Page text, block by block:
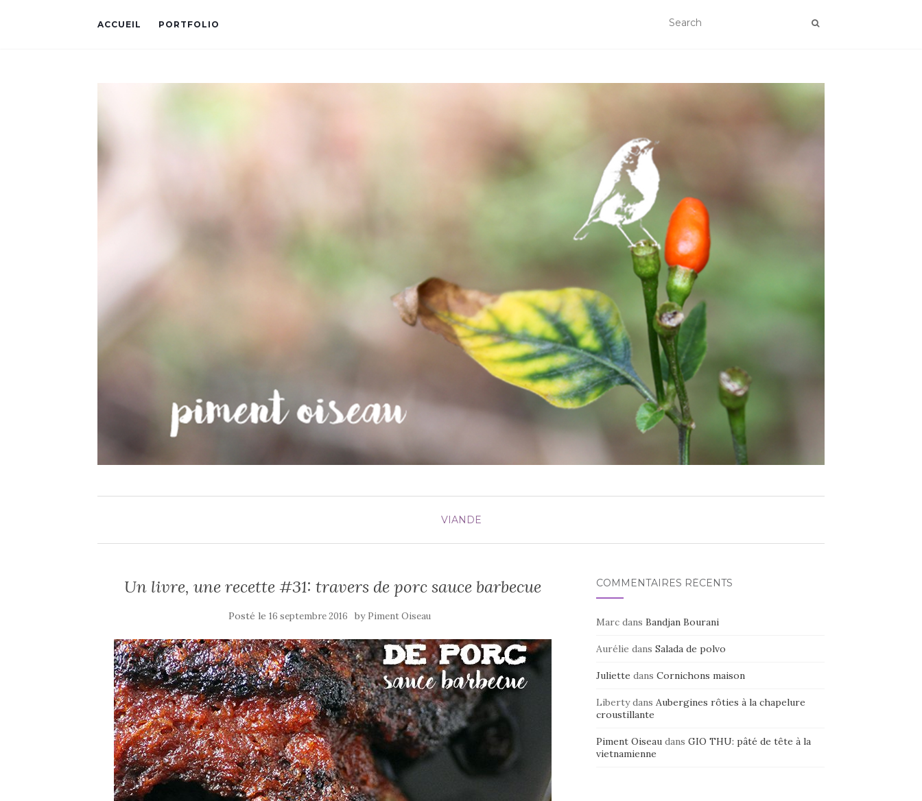
ACCUEIL PORTFOLIO
VIANDE
Un livre, une recette #31: travers de porc sauce barbecue
Posté le 16 septembre 2016 by Piment Oiseau
COMMENTAIRES RÉCENTS
Marcdans Bandjan Bourani
Aurélie dans Salada de polvo
Juliette dans Cornichons maison
Libertydans Aubergines rôties à la chapelure
croustillante
Piment Oiseaudans GIO THU: pâté de tête à la
vietnamienne